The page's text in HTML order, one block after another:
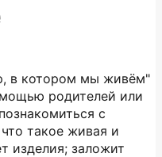
в котором мы живём"
родителей или
с
такое живая и
изделия; заложит